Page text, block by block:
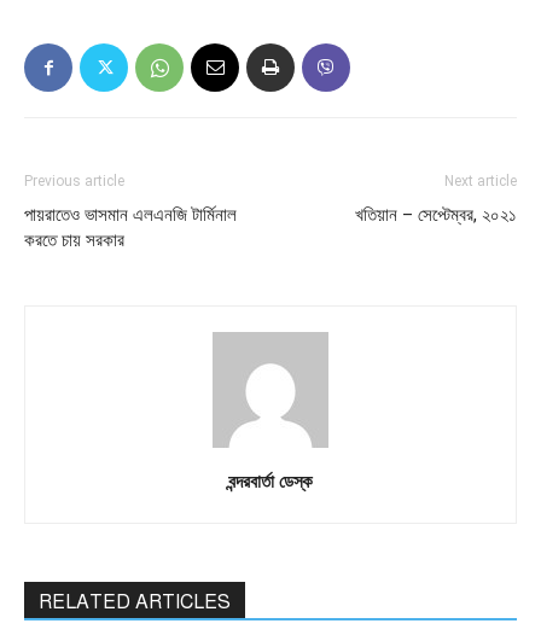
Previous article
পায়রাতেও ভাসমান এলএনজি টার্মিনাল
করতে চায় সরকার
Next article
খতিয়ান – সেপ্টেম্বর, ২০২১
বন্দরবার্তা ডেস্ক
RELATED ARTICLES